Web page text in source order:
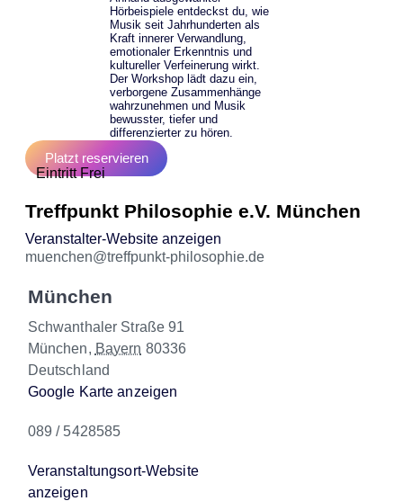
Hörbeispiele entdeckst du, wie
Musik seit Jahrhunderten als
Kraft innerer Verwandlung,
emotionaler Erkenntnis und
kultureller Verfeinerung wirkt.
Der Workshop lädt dazu ein,
verborgene Zusammenhänge
wahrzunehmen und Musik
bewusster, tiefer und
differenzierter zu hören.
Platzt reservieren
Eintritt Frei
Treffpunkt Philosophie e.V. München
Veranstalter-Website anzeigen
muenchen@treffpunkt-philosophie.de
München
Schwanthaler Straße 91
München, Bayern 80336
Deutschland
Google Karte anzeigen
089 / 5428585
Veranstaltungsort-Website
anzeigen